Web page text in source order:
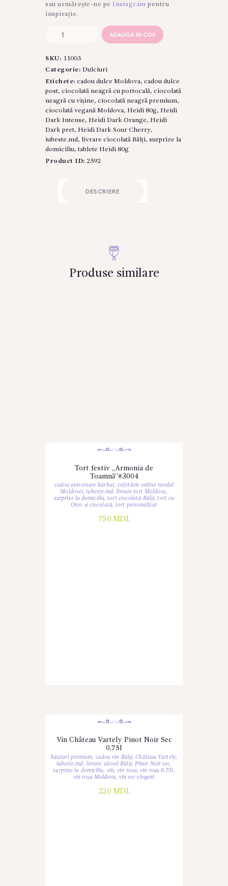
sau urmărește-ne pe Instagram pentru
inspirație.
Ciocolată
Heidi
Dark
80g
ADAUGA IN COS
SKU: 11003
Categorie: Dulciuri
Etichete: cadou dulce Moldova, cadou dulce
post, ciocolată neagră cu portocală, ciocolată
neagră cu vișine, ciocolată neagră premium,
ciocolată vegană Moldova, Heidi 80g, Heidi
Dark Intense, Heidi Dark Orange, Heidi
Dark pret, Heidi Dark Sour Cherry,
iubeste.md, livrare ciocolată Bălți, surprize la
domiciliu, tablete Heidi 80g
Product ID: 2592
DESCRIERE
Produse similare
Tort festiv „Armonia de
Toamnă”#3004
cadou aniversare bărbat,cofetărie online nordul
Moldovei,iubeste.md, livrare tort Moldova,
surprize la domiciliu,tort ciocolată Bălți,tort cu
Oreo și ciocolată,tort personalizat
750 MDL
Vin Château Vartely Pinot Noir Sec
0,75l
băuturi premium, cadou vin Bălți,Château Vartely,
iubeste.md, livrare alcool Bălți, Pinot Noir sec,
surprize la domiciliu, vin,vin rosu,vin roșu 0.75l,
vin roșu Moldova, vin sec elegant
220 MDL